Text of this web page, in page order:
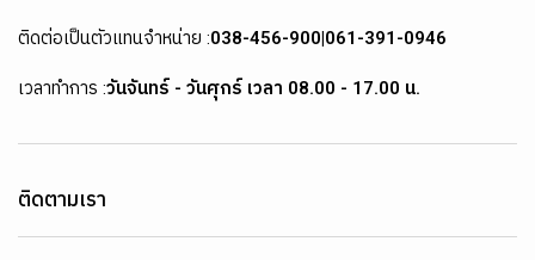
ติดต่อเป็นตัวแทนจำหน่าย :038-456-900|061-391-0946
เวลาทำการ :วันจันทร์ - วันศุกร์ เวลา 08.00 - 17.00 น.
ติดตามเรา